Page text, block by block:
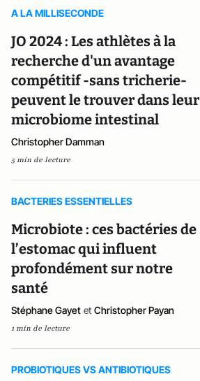
A LA MILLISECONDE
JO 2024 : Les athlètes à la
recherche d'un avantage
compétitif -sans tricherie-
peuvent le trouver dans leur
microbiome intestinal
Christopher Damman
5 min de lecture
BACTERIES ESSENTIELLES
Microbiote : ces bactéries de
l’estomac qui influent
profondément sur notre
santé
Stéphane Gayet et Christopher Payan
1 min de lecture
PROBIOTIQUES VS ANTIBIOTIQUES